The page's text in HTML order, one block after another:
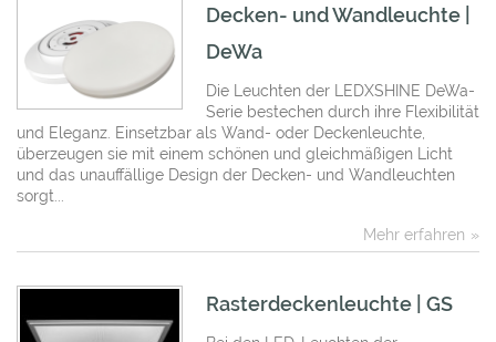
Mehr erfahren
Decken- und Wandleuchte |
DeWa
Die Leuchten der LEDXSHINE DeWa-
Serie bestechen durch ihre Flexibilität
und Eleganz. Einsetzbar als Wand- oder Deckenleuchte,
überzeugen sie mit einem schönen und gleichmäßigen Licht
und das unauffällige Design der Decken- und Wandleuchten
sorgt...
Rasterdeckenleuchte | GS